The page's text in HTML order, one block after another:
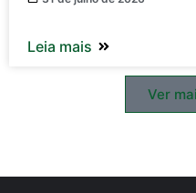
Leia mais
Ver